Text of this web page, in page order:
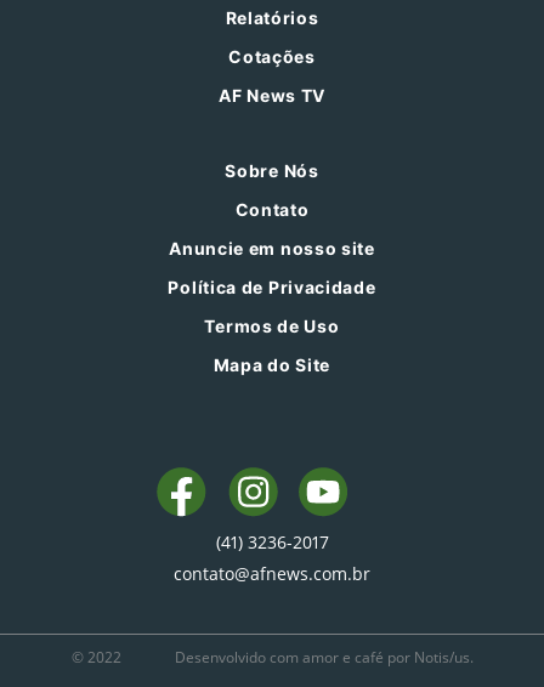
Relatórios
Cotações
AF News TV
Sobre Nós
Contato
Anuncie em nosso site
Política de Privacidade
Termos de Uso
Mapa do Site
(41) 3236-2017
contato@afnews.com.br
© 2022 Desenvolvido com amor e café por Notis/us.